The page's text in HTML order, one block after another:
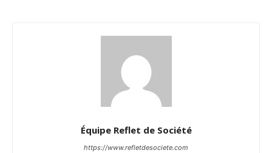
Équipe Reflet de Société
https://www.refletdesociete.com